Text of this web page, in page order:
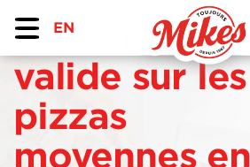
EN
valide sur les
pizzas
moyennes en